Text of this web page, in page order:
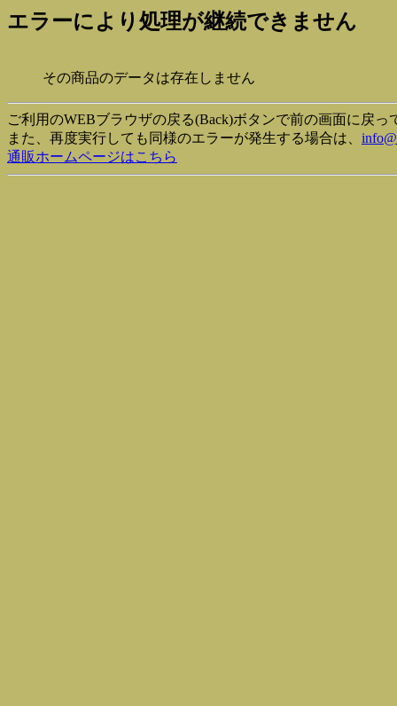
エラーにより処理が継続できません
その商品のデータは存在しません
ご利用のWEBブラウザの戻る(Back)ボタンで前の画面に戻っ
また、再度実行しても同様のエラーが発生する場合は、
通販ホームページはこちら